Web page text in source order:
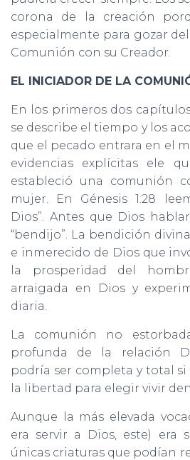
corona de la creación
especialmente para gozar
Comunión con su Creador.
EL INICIADOR DE LA
En los primeros dos
se describe el tiempo y los
que el pecado entrara en el
evidencias explícitas ele
estableció una comunión
mujer. En Génesis 1:28
Dios”. Antes que Dios
“bendijo”. La bendición
e inmerecido de Dios que
la prosperidad del
arraigada en Dios y
diaria.
La comunión no
profunda de la relación
podría ser completa y total
la libertad para elegir vivir
Aunque la más elevada
era servir a Dios, este) era
únicas criaturas que podían